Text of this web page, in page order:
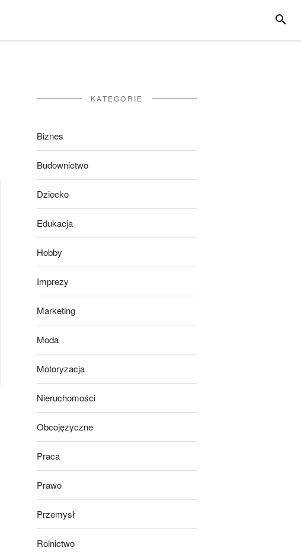
KATEGORIE
Biznes
Budownictwo
Dziecko
Edukacja
Hobby
Imprezy
Marketing
Moda
Motoryzacja
Nieruchomości
Obcojęzyczne
Praca
Prawo
Przemysł
Rolnictwo